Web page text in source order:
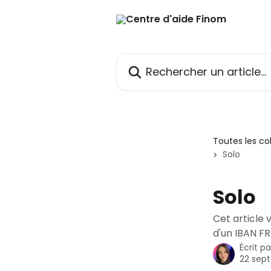
Toutes les
Solo
Solo
Cet article
d'un IBAN FR
Écrit
22